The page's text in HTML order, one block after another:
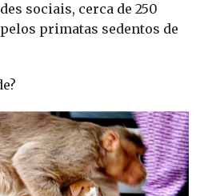
sociais, cerca de 250
primatas sedentos de